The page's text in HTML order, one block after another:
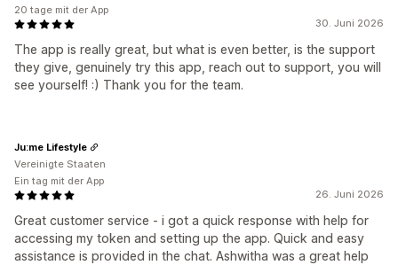
30. Juni 2026
The app is really great, but what is even better, is the support
they give, genuinely try this app, reach out to support, you will
see yourself! :) Thank you for the team.
20 tage mit der App
26. Juni 2026
Great customer service - i got a quick response with help for
accessing my token and setting up the app. Quick and easy
assistance is provided in the chat. Ashwitha was a great help
Ju:me Lifestyle
Vereinigte Staaten
Ein tag mit der App